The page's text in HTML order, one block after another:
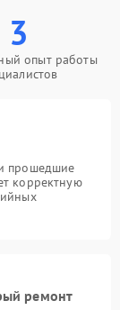
3
опыт работы
прошедшие
корректную
ремонт